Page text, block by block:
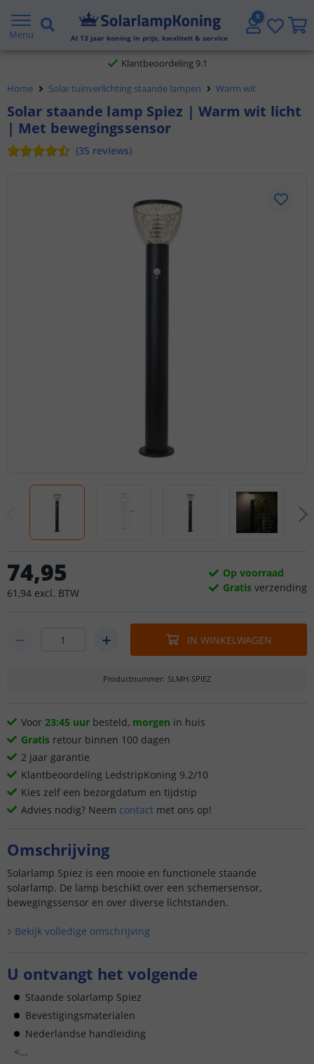
Menu Al 13 jaar koning in prijs, kwaliteit & service
Gratis verzending vanaf € 20,- NL en BE
Klantbeoordeling 9.1
Voor 23:45 uur besteld,morgen in huis
Home Solar tuinverlichting staande lampen Warm wit
Solar staande lamp Spiez | Warm wit licht
| Met bewegingssensor
(35 reviews)
74,95
61 ,94 excl. BTW
Op voorraad
Gratis verzending
IN WINKELWAGEN
Productnummer: SLMH-SPIEZ
Voor 23:45 uur besteld, morgen in huis
Gratis retour binnen 100 dagen
2 jaar garantie
Klantbeoordeling LedstripKoning 9.2/10
Kies zelf een bezorgdatum en tijdstip
Advies nodig? Neem contact met ons op!
Omschrijving
Solarlamp Spiez is een mooie en functionele staande
solarlamp. De lamp beschikt over een schemersensor,
bewegingssensor en over diverse lichtstanden.
Bekijk volledige omschrijving
U ontvangt het volgende
Staande solarlamp Spiez
Bevestigingsmaterialen
Nederlandse handleiding
<...